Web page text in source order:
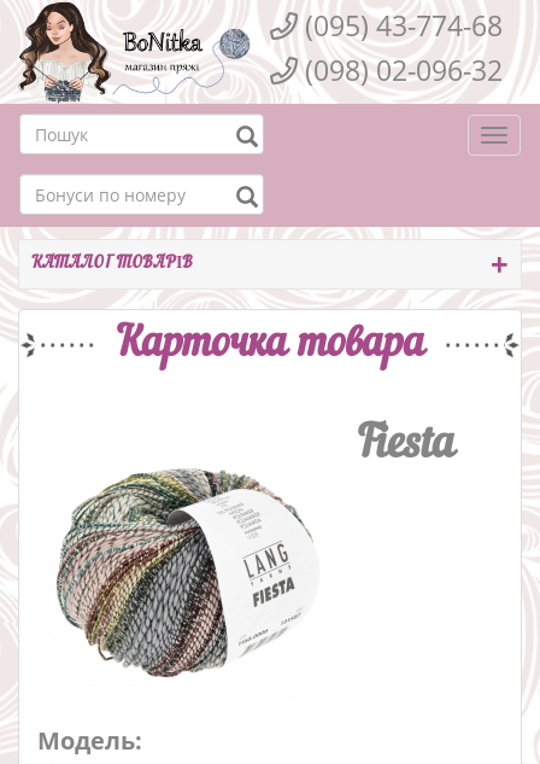
(095) 43-774-68
(098) 02-096-32
КАТАЛОГ ТОВАРІВ
Карточка товара
Fiesta
Модель: